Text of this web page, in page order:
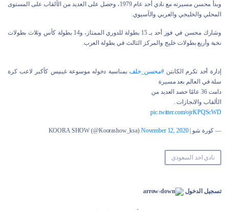
وبدأ محسن مسيرته مع نادي أحد عام 1979، وحصل على العديد من الألقاب على المستوى
المحلي والخليجي والعربي والآسيوي.
وشارك محسن في فوز أحد بـ 15 بطولة للدوري الممتاز، و14 بطولة كأس وثلاث بطولات
نخبة وأربع بطولات خليج والمركز الثالث في بطولة العرب.
إدارة أحد تكرم الكابتن#محسن_خلفبمناسبة دخوله موسوعة غينيس كأكبر لاعب كرة
سلة في العالم بعد مسيرة
دامت 36 عامًا حصد العديد من
الألقاب والانجازات .
pic.twitter.com/ojrKPQScWD
— كورة شو | KOORA SHOW (@Koorashow_ksa)November 12, 2020
نادي احد السعودي
تسجيل الدخول